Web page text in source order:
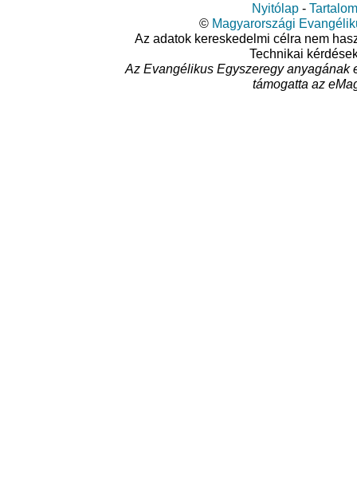
Nyitólap - Tartalom
© Magyarországi
Az adatok kereskedelmi célra nem
Technikai
Az Evangélikus Egyszeregy anyagának
támogatta az